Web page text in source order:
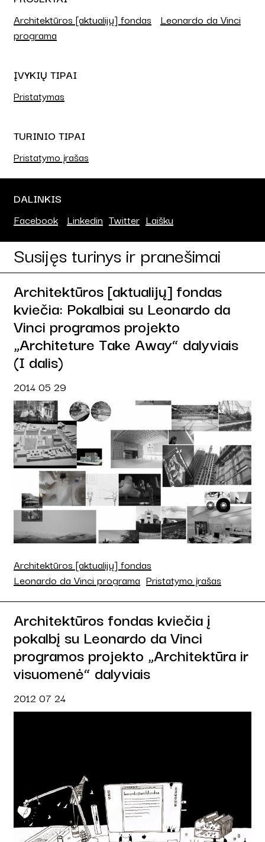
Architektūros [aktualijų] fondas
Leonardo da Vinci
programa
ĮVYKIŲ TIPAI
Pristatymas
TURINIO TIPAI
Pristatymo įrašas
DALINKIS
Facebook Linkedin Twitter Laišku
Susijęs turinys ir pranešimai
Architektūros [aktualijų] fondas
kviečia: Pokalbiai su Leonardo da
Vinci programos projekto
„Architeture Take Away“ dalyviais
(I dalis)
2014 05 29
Architektūros [aktualijų] fondas
Leonardo da Vinci programa Pristatymo įrašas
Architektūros fondas kviečia į
pokalbį su Leonardo da Vinci
programos projekto „Architektūra ir
visuomenė“ dalyviais
2012 07 24